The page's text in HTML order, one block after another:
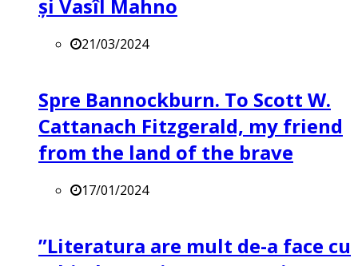
și Vasîl Mahno
21/03/2024
Spre Bannockburn. To Scott W.
Cattanach Fitzgerald, my friend
from the land of the brave
17/01/2024
”Literatura are mult de-a face cu